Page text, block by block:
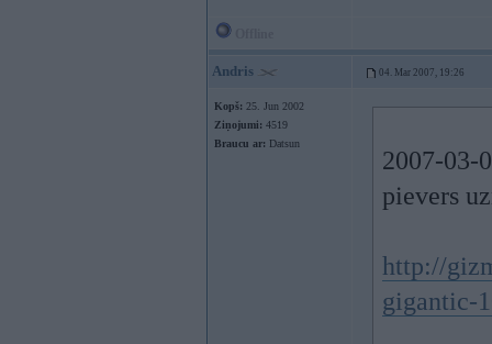
Andris 04. Mar 2007, 19:26
Kopš: 25. Jun 2002
Ziņojumi: 4519
Braucu ar: Datsun
2007-03-
pievers
http://
gigantic-